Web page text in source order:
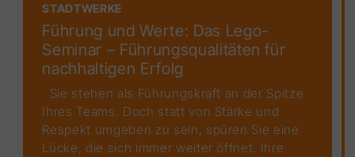
STADTWERKE
Führung und Werte: Das Lego-
Seminar – Führungsqualitäten für
nachhaltigen Erfolg
Sie stehen als Führungskraft an der Spitze
Ihres Teams. Doch statt von Stärke und
Respekt umgeben zu sein, spüren Sie eine
Lücke, die sich immer weiter öffnet. Ihre